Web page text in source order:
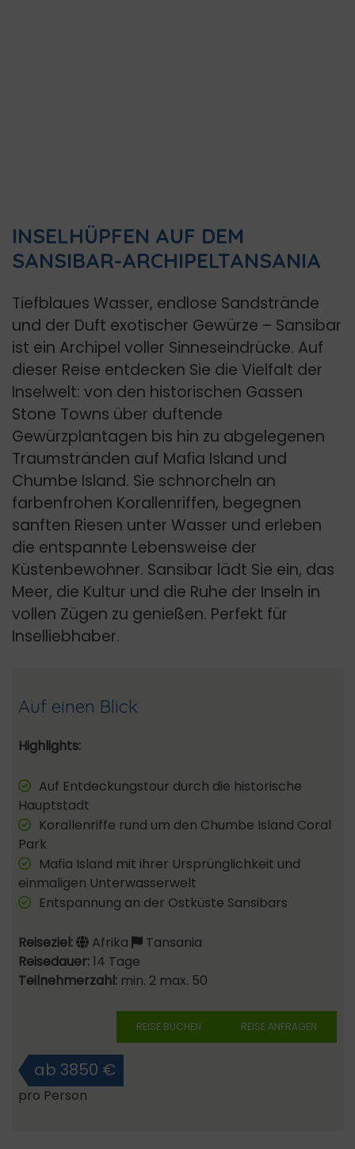
INSELHÜPFEN AUF DEM
SANSIBAR-ARCHIPELTANSANIA
Tiefblaues Wasser, endlose Sandstrände
und der Duft exotischer Gewürze – Sansibar
ist ein Archipel voller Sinneseindrücke. Auf
dieser Reise entdecken Sie die Vielfalt der
Inselwelt: von den historischen Gassen
Stone Towns über duftende
Gewürzplantagen bis hin zu abgelegenen
Traumstränden auf Mafia Island und
Chumbe Island. Sie schnorcheln an
farbenfrohen Korallenriffen, begegnen
sanften Riesen unter Wasser und erleben
die entspannte Lebensweise der
Küstenbewohner. Sansibar lädt Sie ein, das
Meer, die Kultur und die Ruhe der Inseln in
vollen Zügen zu genießen. Perfekt für
Inselliebhaber.
Auf einen Blick
Highlights:
Auf Entdeckungstour durch die historische
Hauptstadt
Korallenriffe rund um den Chumbe Island Coral
Park
Mafia Island mit ihrer Ursprünglichkeit und
einmaligen Unterwasserwelt
Entspannung an der Ostküste Sansibars
Reiseziel: Afrika
Tansania
Reisedauer:14 Tage
Teilnehmerzahl: min. 2 max. 50
REISE BUCHEN REISE ANFRAGEN
ab 3850 €
pro Person